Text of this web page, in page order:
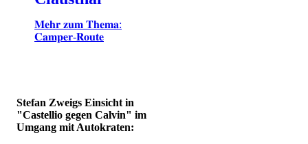
𝐌𝐞𝐡𝐫 𝐳𝐮𝐦 𝐓𝐡𝐞𝐦𝐚:
𝐂𝐚𝐦𝐩𝐞𝐫-𝐑𝐨𝐮𝐭𝐞
Stefan Zweigs Einsicht in
"Castellio gegen Calvin" im
Umgang mit Autokraten: